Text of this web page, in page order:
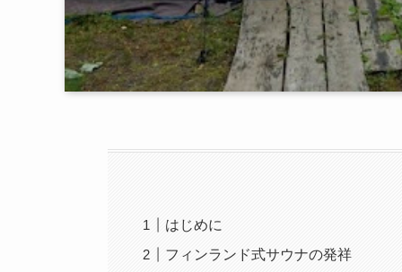
はじめに
フィンランド式サウナの発祥